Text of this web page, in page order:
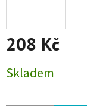
208 Kč
Skladem